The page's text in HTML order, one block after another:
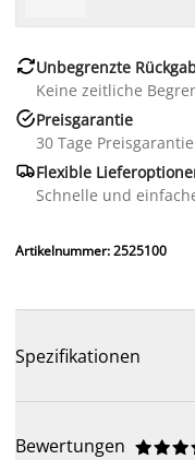
Unbegrenzte
Keine zeitliche
Preisgarantie
30 Tage
Flexible
Schnelle und
Artikelnummer: 2525100
Spezifikationen
Bewertungen 


